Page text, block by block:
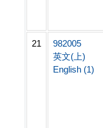
21
982005
英文(上)
English (1)